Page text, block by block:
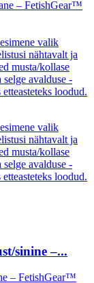
valik
nähtavalt ja
musta/kollase
avalduse -
loodud.
valik
nähtavalt ja
musta/kollase
avalduse -
loodud.
sinine –...